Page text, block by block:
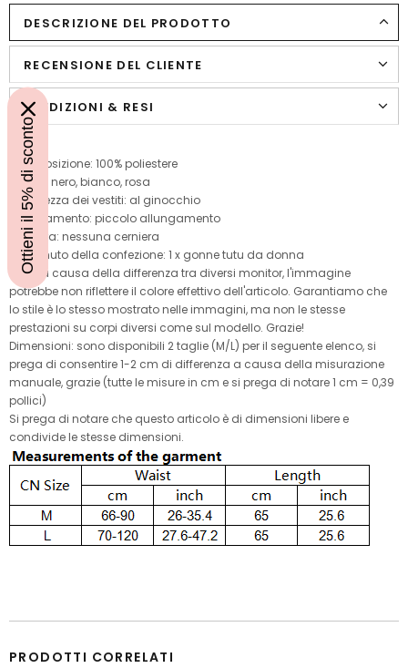
DESCRIZIONE DEL PRODOTTO
RECENSIONE DEL CLIENTE
SPEDIZIONI & RESI
Composizione: 100% poliestere
Colore: nero, bianco, rosa
Lunghezza dei vestiti: al ginocchio
Allungamento: piccolo allungamento
Cerniera: nessuna cerniera
Contenuto della confezione: 1 x gonne tutu da donna
Nota: a causa della differenza tra diversi monitor, l'immagine
potrebbe non riflettere il colore effettivo dell'articolo. Garantiamo che
lo stile è lo stesso mostrato nelle immagini, ma non le stesse
prestazioni su corpi diversi come sul modello. Grazie!
Dimensioni: sono disponibili 2 taglie (M/L) per il seguente elenco, si
prega di consentire 1-2 cm di differenza a causa della misurazione
manuale, grazie (tutte le misure in cm e si prega di notare 1 cm = 0,39
pollici)
Si prega di notare che questo articolo è di dimensioni libere e
condivide le stesse dimensioni.
PRODOTTI CORRELATI
Ottieni il 5% di sconto